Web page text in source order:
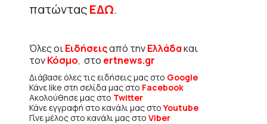
πατώνταςΕΔΩ.
Όλες οιΕιδήσειςαπό τηνΕλλάδακαι
τονΚόσμο, στο ertnews.gr
Διάβασε όλες τις ειδήσεις μας στο Google
Κάνε like στη σελίδα μας στο Facebook
Ακολούθησε μας στο Twitter
Κάνε εγγραφή στο κανάλι μας στοYoutube
Γίνε μέλος στο κανάλι μας στο Viber